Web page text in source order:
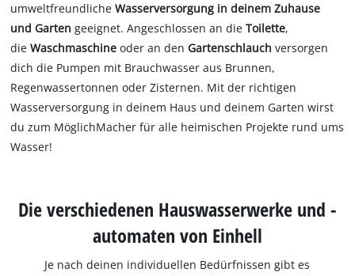
umweltfreundlicheWasserversorgung in deinem Zuhause
und Garten geeignet. Angeschlossen an dieToilette,
dieWaschmaschineoder an denGartenschlauchversorgen
dich die Pumpen mit Brauchwasser aus Brunnen,
Regenwassertonnen oder Zisternen. Mit der richtigen
Wasserversorgung in deinem Haus und deinem Garten wirst
du zum MöglichMacher für alle heimischen Projekte rund ums
Wasser!
Die verschiedenen Hauswasserwerke und -
automaten von Einhell
Je nach deinen individuellen Bedürfnissen gibt es